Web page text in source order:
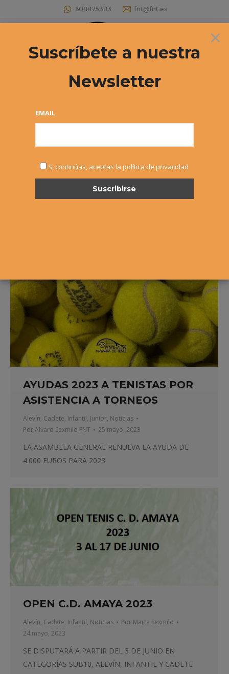
608875383 fnt@fnt.es
Buscar:
Archivos por mes:mayo 2023
AYUDAS 2023 A TENISTAS POR
ASISTENCIA A TORNEOS
Alevín, Cadete, Infantil, Junior, Noticias
PorAlvaro Sexmilo FNT 25 mayo, 2023
LA ASAMBLEA GENERAL RENUEVA LA AYUDA DE
4.000 EUROS PARA 2023
OPEN C.D. AMAYA 2023
Alevín, Cadete, Infantil, Noticias Por Marta Sexmilo
24 mayo, 2023
SE DISPUTARÁ A PARTIR DEL 3 DE JUNIO EN
CATEGORÍAS SUB10, ALEVÍN, INFANTIL Y CADETE
×
Suscríbete a nuestra
Newsletter
EMAIL
Si continúas, aceptas la política de privacidad